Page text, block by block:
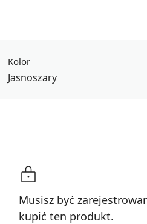
Kolor
Jasnoszary
Musisz być
kupić ten produkt.
Podsumowanie
Złóż zapytanie